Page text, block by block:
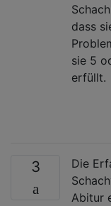
dass
sie 5
erfüllt.
3
Die
Abitur